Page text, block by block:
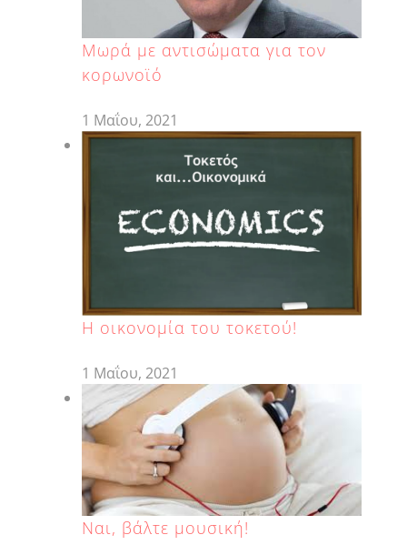
Μωρά με αντισώματα για τον
κορωνοϊό
1 Μαΐου, 2021
H οικονομία του τοκετού!
1 Μαΐου, 2021
Ναι, βάλτε μουσική!